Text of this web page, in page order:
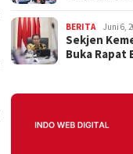
BERITA Juni 6,
Sekjen
Buka Rapat